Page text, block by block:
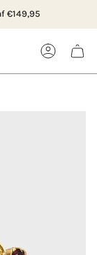
€149,95
ACCOUNT